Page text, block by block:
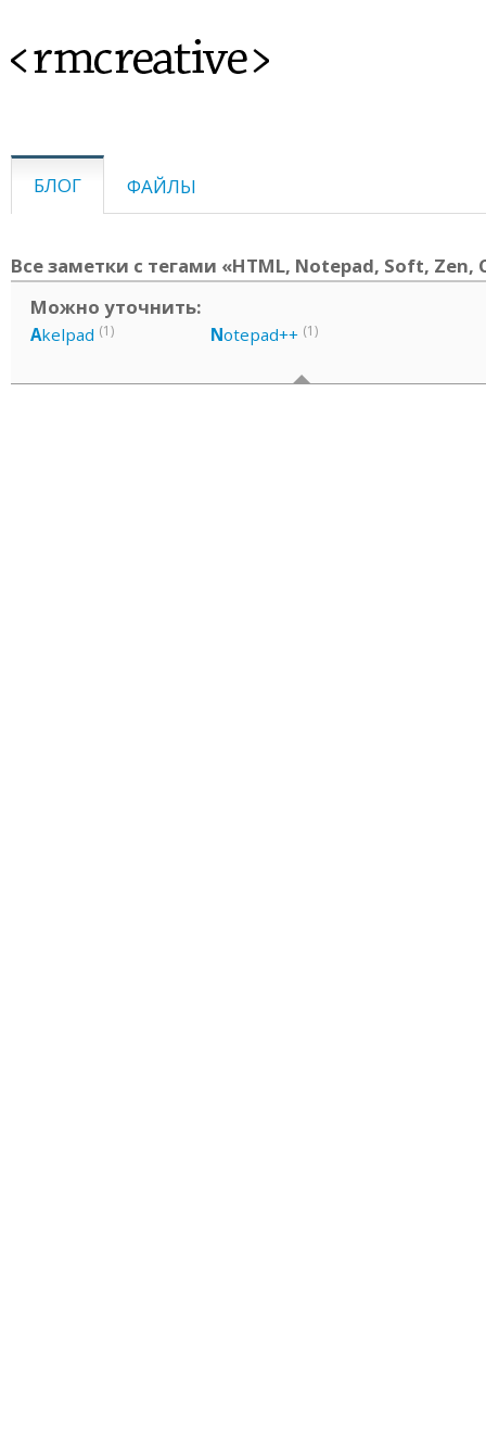
<rmcreative>
БЛОГ ФАЙЛЫ
Все заметки с тегами «HTML, Notepad, Soft, Zen,
Можно уточнить:
Akelpad (1) Notepad++ (1)